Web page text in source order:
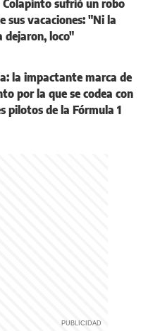
Colapinto sufrió un robo
sus vacaciones: "Ni la
dejaron, loco"
la impactante marca de
por la que se codea con
pilotos de la Fórmula 1